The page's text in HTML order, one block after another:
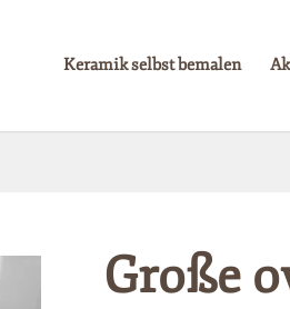
Keramik selbst bemalen
Große